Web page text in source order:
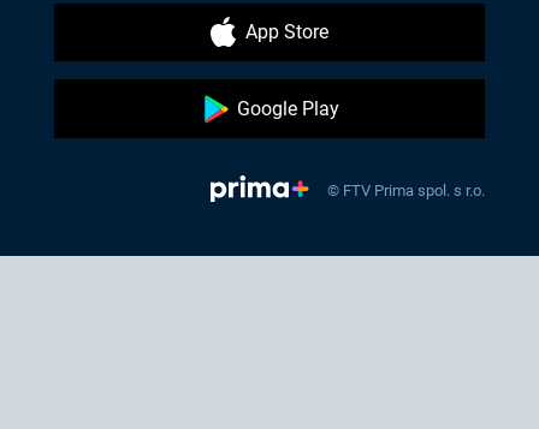
App Store
Google Play
© FTV Prima spol. s r.o.